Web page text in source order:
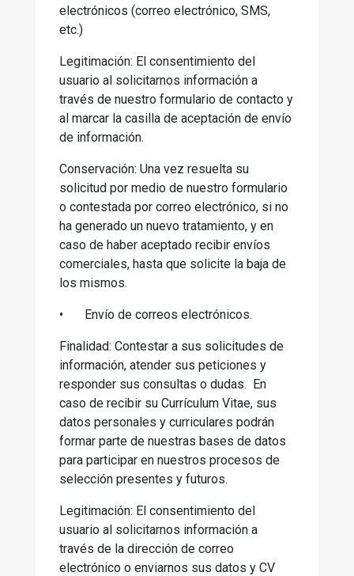
electrónicos (correo electrónico, SMS,
etc.)
Legitimación: El consentimiento del
usuario al solicitarnos información a
través de nuestro formulario de contacto y
al marcar la casilla de aceptación de envío
de información.
Conservación: Una vez resuelta su
solicitud por medio de nuestro formulario
o contestada por correo electrónico, si no
ha generado un nuevo tratamiento, y en
caso de haber aceptado recibir envíos
comerciales, hasta que solicite la baja de
los mismos.
• Envío de correos electrónicos.
Finalidad: Contestar a sus solicitudes de
información, atender sus peticiones y
responder sus consultas o dudas. En
caso de recibir su Currículum Vitae, sus
datos personales y curriculares podrán
formar parte de nuestras bases de datos
para participar en nuestros procesos de
selección presentes y futuros.
Legitimación: El consentimiento del
usuario al solicitarnos información a
través de la dirección de correo
electrónico o enviarnos sus datos y CV